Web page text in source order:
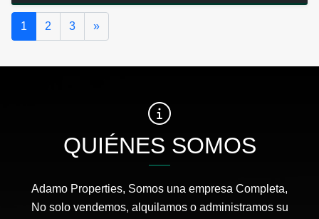
1 2 3 »Siguiente
QUIÉNES SOMOS
Adamo Properties, Somos una empresa Completa,
No solo vendemos, alquilamos o administramos su